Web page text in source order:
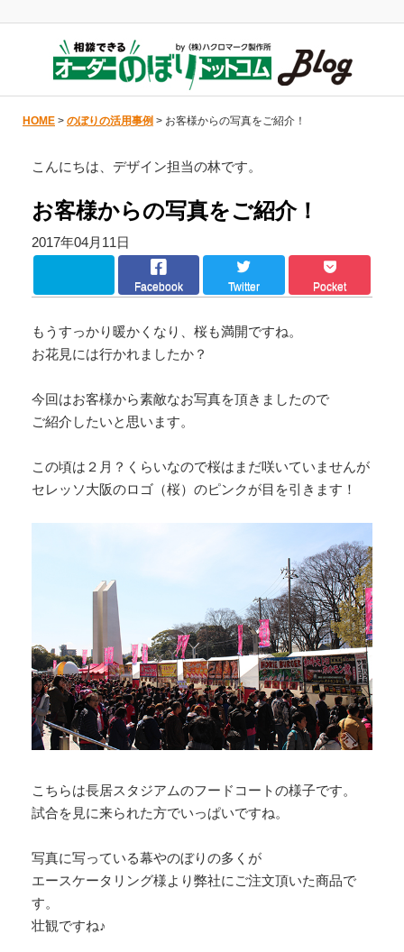
HOME > のぼりの活用事例 > お客様からの写真をご紹介！
こんにちは、デザイン担当の林です。
お客様からの写真をご紹介！
2017年04月11日
Facebook Twitter Pocket
もうすっかり暖かくなり、桜も満開ですね。
お花見には行かれましたか？
今回はお客様から素敵なお写真を頂きましたので
ご紹介したいと思います。
この頃は２月？くらいなので桜はまだ咲いていませんが
セレッソ大阪のロゴ（桜）のピンクが目を引きます！
こちらは長居スタジアムのフードコートの様子です。
試合を見に来られた方でいっぱいですね。
写真に写っている幕やのぼりの多くが
エースケータリング様より弊社にご注文頂いた商品で
す。
壮観ですね♪